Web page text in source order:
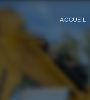
ACCUEIL